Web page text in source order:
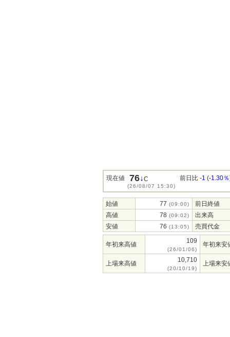
現在値 76↓C
(26/08/07 15:30)
前日比 -1 (-1.30％
始値 77 (09:00)
前日終値
高値
78 (09:02)
出来高
安値
76 (13:05) 売買代金
年初来高値 109
(26/01/06)
年初来安
上場来高値 10,710
(20/10/19)
上場来安